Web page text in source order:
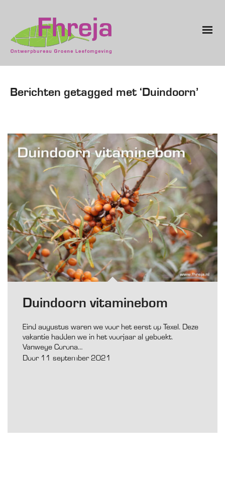
Berichten getagged met ‘Duindoorn’
Duindoorn vitaminebom
Eind augustus waren we voor het eerst op Texel. Deze
vakantie hadden we in het voorjaar al geboekt.
Vanwege Corona…
Door 11 september 2021